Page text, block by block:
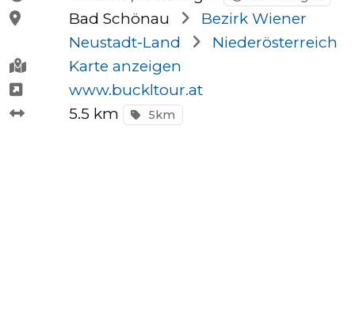
Virtuelle
Kinder
Bad Schönau
Bezirk Wiener
Neustadt-Land
Niederösterreich
Karte anzeigen
www.buckltour.at
5.5 km
5km